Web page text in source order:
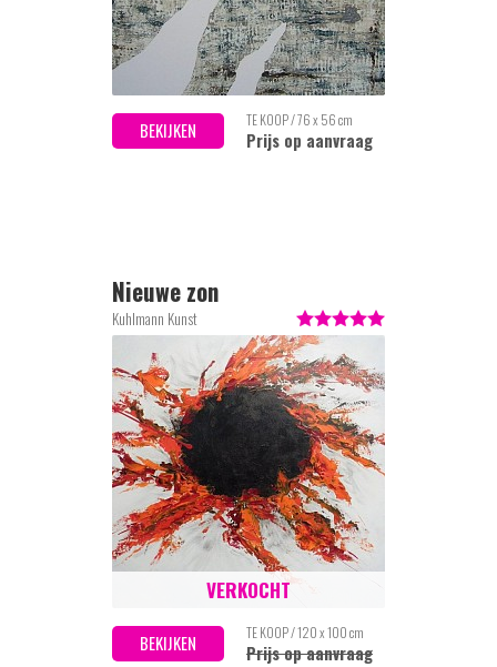
BEKIJKEN TE KOOP / 76 x 56 cm
Prijs op aanvraag
Nieuwe zon
Kuhlmann Kunst
BEKIJKEN TE KOOP / 120 x 100 cm
Prijs op aanvraag
VERKOCHT